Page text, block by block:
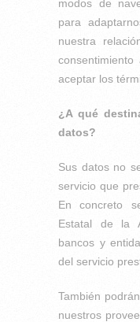
modos de
para
nuestra
aceptar los
¿A qué
datos?
Sus datos no
servicio que
En concreto
Estatal de la
bancos y
del servicio
También
nuestros